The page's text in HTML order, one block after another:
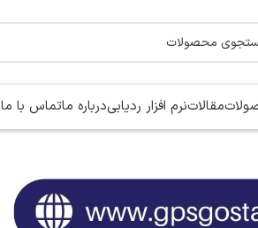
مقالاتنرم افزار ردیابیدرباره ماتماس با ما